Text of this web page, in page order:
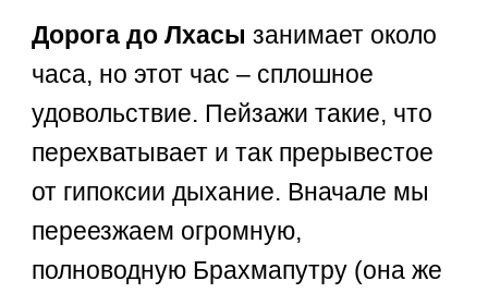
Дорога до Лхасы занимает около
часа, но этот час – сплошное
удовольствие. Пейзажи такие, что
перехватывает и так прерывестое
от гипоксии дыхание. Вначале мы
переезжаем огромную,
полноводную Брахмапутру (она же